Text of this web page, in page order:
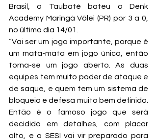
Brasil, o Taubaté bateu o Denk
Academy Maringá Vôlei (PR) por 3 a 0,
no último dia 14/01.
“Vai ser um jogo importante, porque é
um mata-mata em jogo único, então
torna-se um jogo aberto. As duas
equipes tem muito poder de ataque e
de saque, e quem tem um sistema de
bloqueio e defesa muito bem definido.
Então é o famoso jogo que será
decidido em detalhes, com placar
alto, e o SESI vai vir preparado para